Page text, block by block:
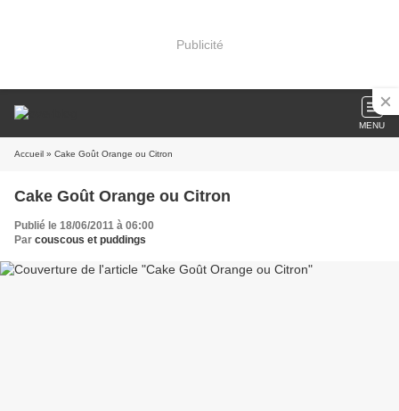
Publicité
MENU
Accueil » Cake Goût Orange ou Citron
Cake Goût Orange ou Citron
Publié le 18/06/2011 à 06:00
Par couscous et puddings